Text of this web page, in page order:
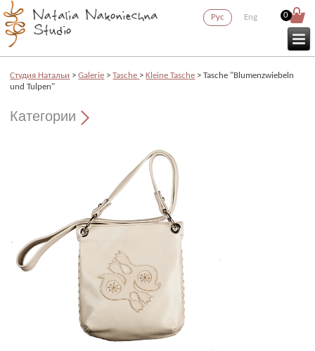
Рус Eng 0
Cтудия Натальи >Galerie >Tasche >Kleine Tasche > Tasche "Blumenzwiebeln
und Tulpen"
Категории